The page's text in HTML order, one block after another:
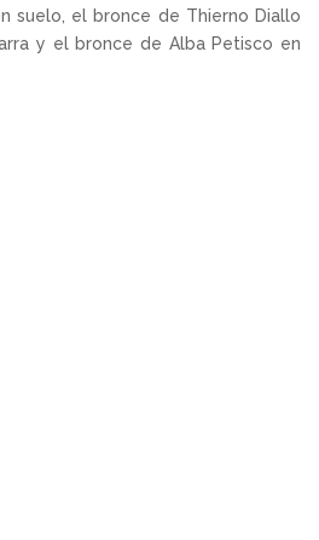
suelo, el bronce de Thierno Diallo
y el bronce de Alba Petisco en